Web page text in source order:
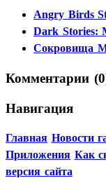
Angry Birds
Dark Stories:
Сокровища
Комментарии
Навигация
Главная Новости
Приложения Как
версия сайта